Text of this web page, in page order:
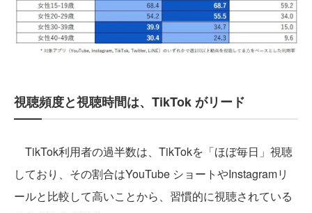
視聴頻度と視聴時間は、TikTok がリード
TikTok利用者の過半数は、TikTokを「ほぼ毎日」視聴
しており、その割合はYouTube ショートやInstagramリ
ールと比較して高いことから、習慣的に視聴されている